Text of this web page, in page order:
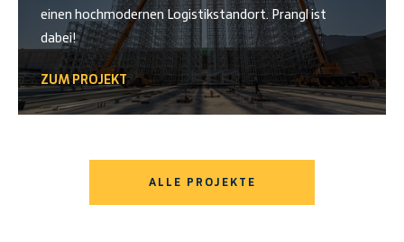
einen hochmodernen Logistikstandort. Prangl ist
dabei!
ZUM PROJEKT
ALLE PROJEKTE